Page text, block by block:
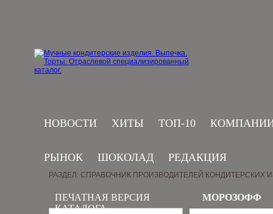
НОВОСТИ ХИТЫ ТОП-10
РЫНОК ШОКОЛАД РЕДАКЦИЯ
ПЕЧАТНАЯ ВЕРСИЯ
КАТАЛОГА
РАЗДЕЛ: СПРАВОЧНИК ПРОИЗВОДИТЕЛЕЙ КОНДИТЕРСКИХ
МОРОЗОФФ